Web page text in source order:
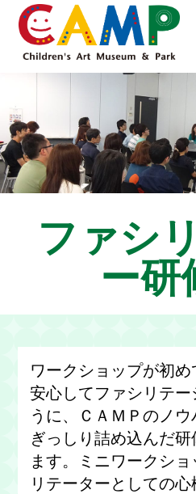
ファシ
ー研
ワークショップが初め
安心してファシリテー
うに、ＣＡＭＰのノ
ぎっしり詰め込んだ
ます。ミニワークシ
リテーターとしての